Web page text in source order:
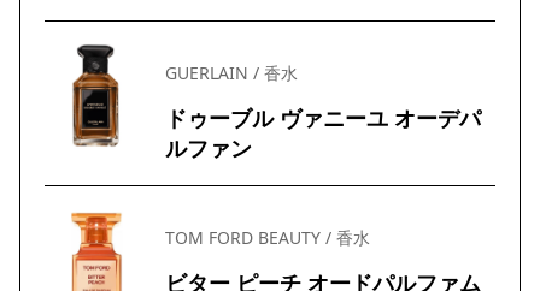
GUERLAIN / 香水
ドゥーブル ヴァニーユ オーデパ
ルファン
TOM FORD BEAUTY / 香水
ビター ピーチ オードパルファム